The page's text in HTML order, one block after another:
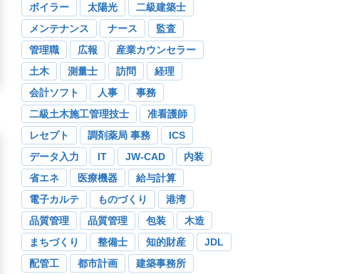
ボイラー
太陽光
二級建築士
メンテナンス
ナース
監査
管理職
広報
産業カウンセラー
土木
測量士 訪問
経理
会計ソフト
人事
事務
二級土木施工管理技士
准看護師
レセプト
調剤薬局 事務
ICS
データ入力
IT JW-CAD
内装
省エネ
医療機器
給与計算
電子カルテ
ものづくり
港湾
品質管理
品質管理 包装
木造
まちづくり
整備士 知的財産
JDL
配管工
都市計画
建築事務所